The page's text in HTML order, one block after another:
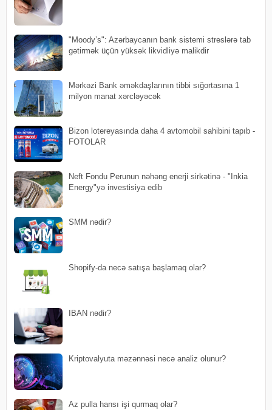
"Moody’s": Azərbaycanın bank sistemi streslərə tab
gətirmək üçün yüksək likvidliyə malikdir
Mərkəzi Bank əməkdaşlarının tibbi sığortasına 1
milyon manat xərcləyəcək
Bizon lotereyasında daha 4 avtomobil sahibini tapıb -
FOTOLAR
Neft Fondu Perunun nəhəng enerji sirkətinə - "Inkia
Energy"yə investisiya edib
SMM nədir?
Shopify-da necə satışa başlamaq olar?
IBAN nədir?
Kriptovalyuta məzənnəsi necə analiz olunur?
Az pulla hansı işi qurmaq olar?